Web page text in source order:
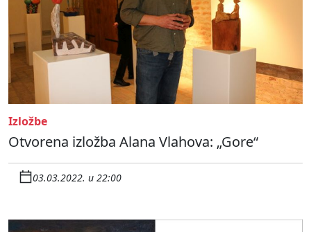
Izložbe
Otvorena izložba Alana Vlahova: „Gore“
03.03.2022. u 22:00